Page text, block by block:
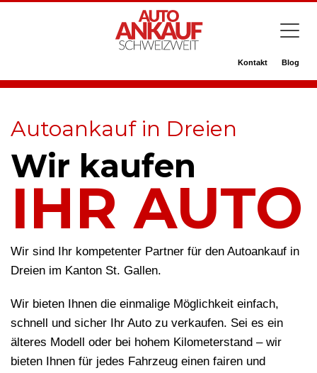
Kontakt Blog
Autoankauf in Dreien
Wir kaufen
IHR AUTO
Wir sind Ihr kompetenter Partner für den Autoankauf in
Dreien im Kanton St. Gallen.
Wir bieten Ihnen die einmalige Möglichkeit einfach,
schnell und sicher Ihr Auto zu verkaufen. Sei es ein
älteres Modell oder bei hohem Kilometerstand – wir
bieten Ihnen für jedes Fahrzeug einen fairen und